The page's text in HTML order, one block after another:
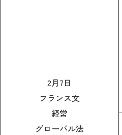
2月7日
フランス文
経営
グローバル法